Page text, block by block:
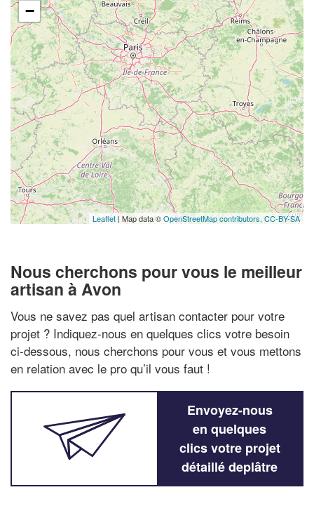
−
Leaflet | Map data ©OpenStreetMap contributors, CC-BY-SA
Nous cherchons pour vous le meilleur
artisan à Avon
Vous ne savez pas quel artisan contacter pour votre
projet ? Indiquez-nous en quelques clics votre besoin
ci-dessous, nous cherchons pour vous et vous mettons
en relation avec le pro qu’il vous faut !
Envoyez-nous
en quelques
clics votre projet
détaillé deplâtre